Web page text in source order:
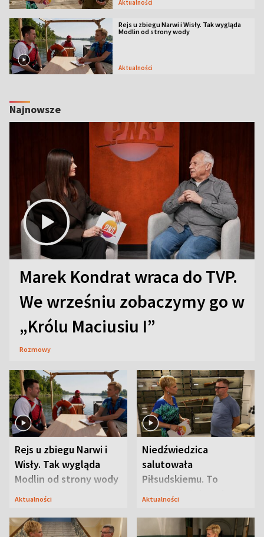
Aktualności
Rejs u zbiegu Narwi i Wisły. Tak wygląda
Modlin od strony wody
Aktualności
Najnowsze
Marek Kondrat wraca do TVP.
We wrześniu zobaczymy go w
„Królu Maciusiu I”
Rozmowy
Rejs u zbiegu Narwi i
Wisły. Tak wygląda
Modlin od strony wody
Aktualności
Niedźwiedzica
salutowała
Piłsudskiemu. To
niejedyna tajemnica
Aktualności